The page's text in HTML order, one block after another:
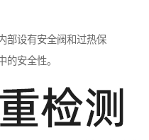
部设有安全阀和过热保
的安全性。